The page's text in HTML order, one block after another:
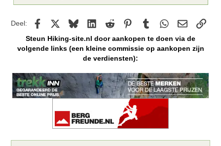
Deel: Facebook BlueskyLinkedInReddit PinterestTumblr WhatsApp
E-mail
Steun Hiking-site.nl door aankopen te doen via de
volgende links (een kleine commissie op aankopen zijn
de verdiensten):